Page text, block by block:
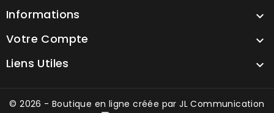
Informations 
Votre Compte 
Liens Utiles 
© 2026 - Boutique en ligne créée par JL Communication